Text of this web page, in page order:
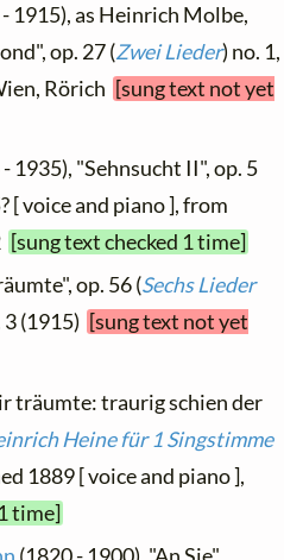
1915), as Heinrich Molbe,
op. 27 (Zwei Lieder) no. 1,
Rörich [sung text not yet
1935), "Sehnsucht II", op. 5
[ voice and piano ], from
[sung text checked 1 time]
op. 56 (Sechs Lieder
3 (1915) [sung text not yet
träumte: traurig schien der
Heine für 1 Singstimme
1889 [ voice and piano ],
time]